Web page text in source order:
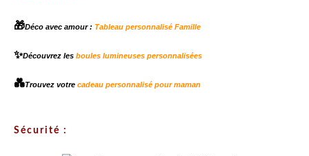
🎁Déco avec amour : Tableau personnalisé Famille
✨Découvrez les boules lumineuses personnalisées
💑Trouvez votre cadeau personnalisé pour maman
Sécurité :